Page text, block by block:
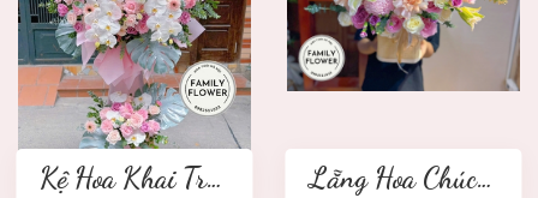
Kệ Hoa Khai Trương 2 tầng Lẵng Hoa Chúc Mừng